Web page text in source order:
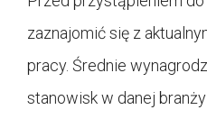
zaznajomić się z
pracy. Średnie
stanowisk w danej